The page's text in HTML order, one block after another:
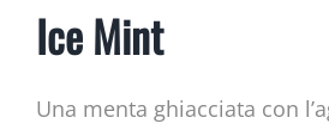
Ice Mint
Una menta ghiacciata con